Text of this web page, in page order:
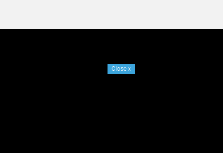
Close x